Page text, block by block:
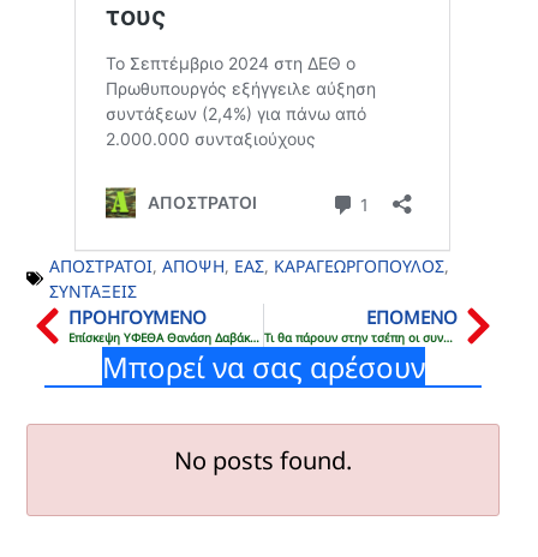
ΑΠΟΣΤΡΑΤΟΙ,ΑΠΟΨΗ, ΕΑΣ, ΚΑΡΑΓΕΩΡΓΟΠΟΥΛΟΣ,
ΣΥΝΤΑΞΕΙΣ
ΠΡΟΗΓΟΥΜΕΝΟ
Επίσκεψη ΥΦΕΘΑ Θανάση Δαβάκη στο 417 ΝΙΜΤΣ–Τι διαπίστωσε (ΦΩΤΟ)
ΕΠΟΜΕΝΟ
Τι θα πάρουν στην τσέπη οι συνταξιούχοι (ΔIΑΓΡΑΜΜΑTA)
Μπορεί να σας αρέσουν
No posts found.